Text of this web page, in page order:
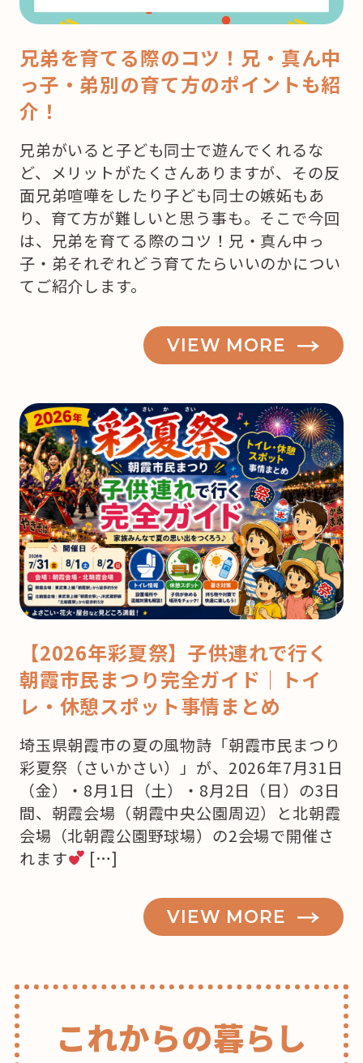
兄弟を育てる際のコツ！兄・真ん中
っ子・弟別の育て方のポイントも紹
介！
兄弟がいると子ども同士で遊んでくれるな
ど、メリットがたくさんありますが、その反
面兄弟喧嘩をしたり子ども同士の嫉妬もあ
り、育て方が難しいと思う事も。そこで今回
は、兄弟を育てる際のコツ！兄・真ん中っ
子・弟それぞれどう育てたらいいのかについ
てご紹介します。
VIEW MORE
【2026年彩夏祭】子供連れで行く
朝霞市民まつり完全ガイド｜トイ
レ・休憩スポット事情まとめ
埼玉県朝霞市の夏の風物詩「朝霞市民まつり
彩夏祭（さいかさい）」が、2026年7月31日
（金）・8月1日（土）・8月2日（日）の3日
間、朝霞会場（朝霞中央公園周辺）と北朝霞
会場（北朝霞公園野球場）の2会場で開催さ
れます
[…]
VIEW MORE
これからの暮らし